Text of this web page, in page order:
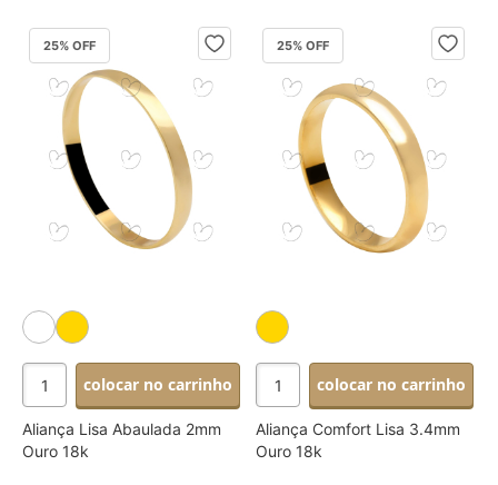
25% OFF
colocar no carrinho
Aliança Lisa Abaulada 2mm
Ouro 18k
25% OFF
colocar no carrinho
Aliança Comfort Lisa 3.4mm
Ouro 18k